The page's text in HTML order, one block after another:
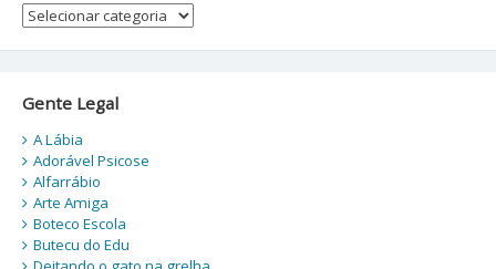
Categorias
Gente Legal
A Lábia
Adorável Psicose
Alfarrábio
Arte Amiga
Boteco Escola
Butecu do Edu